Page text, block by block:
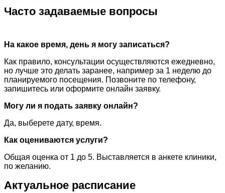
Часто задаваемые вопросы
На какое время, день я могу записаться?
Как правило, консультации осуществляются ежедневно,
но лучше это делать заранее, например за 1 неделю до
планируемого посещения. Позвоните по телефону,
запишитесь или оформите онлайн заявку.
Могу ли я подать заявку онлайн?
Да, выберете дату, время.
Как оцениваются услуги?
Общая оценка от 1 до 5. Выставляется в анкете клиники,
по желанию.
Актуальное расписание